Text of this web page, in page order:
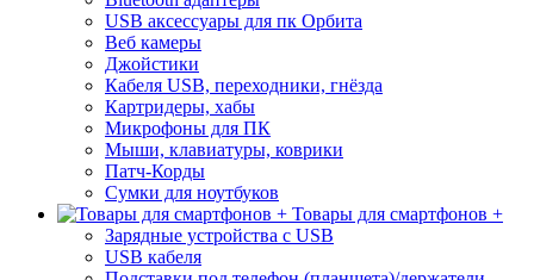
USB аксессуары для пк Орбита
Веб камеры
Джойстики
Кабеля USB, переходники, гнёзда
Картридеры, хабы
Микрофоны для ПК
Мыши, клавиатуры, коврики
Патч-Корды
Сумки для ноутбуков
Товары для смартфонов +
Зарядные устройства с USB
USB кабеля